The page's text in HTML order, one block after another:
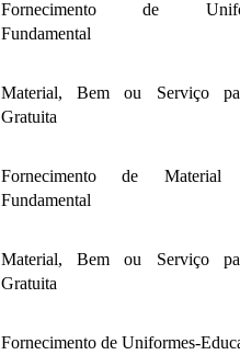
Fornecimento de
Fundamental
Material, Bem ou Serviço
Gratuita
Fornecimento de Material
Fundamental
Material, Bem ou Serviço
Gratuita
Fornecimento de Uniformes-